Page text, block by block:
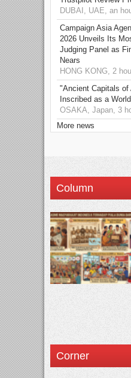
DUBAI, UAE, an
Campaign Asia
2026 Unveils Its
Judging Panel as
Nears
HONG KONG, 2
"Ancient Capitals of
Inscribed as a
OSAKA, Japan, 3
More news
Column
Corner